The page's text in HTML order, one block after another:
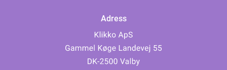
Adress